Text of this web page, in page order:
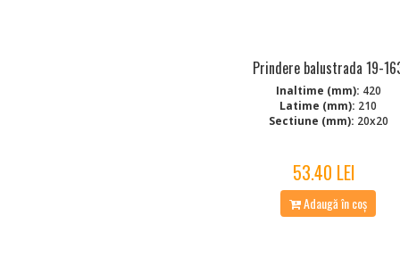
Prindere balustrada 19-
Inaltime (mm): 420
Latime (mm): 210
Sectiune (mm): 20x20
53.40 LEI
Adaugă în coș